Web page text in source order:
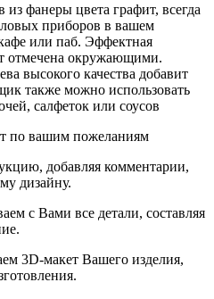
фанеры цвета графит, всегда
приборов в вашем
или паб. Эффектная
отмечена окружающими.
высокого качества добавит
также можно использовать
салфеток или соусов
по вашим пожеланиям
добавляя комментарии,
дизайну.
с Вами все детали, составляя
3D-макет Вашего изделия,